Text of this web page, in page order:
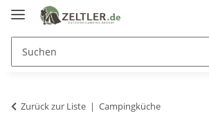
Zurück zur Liste Campingküche